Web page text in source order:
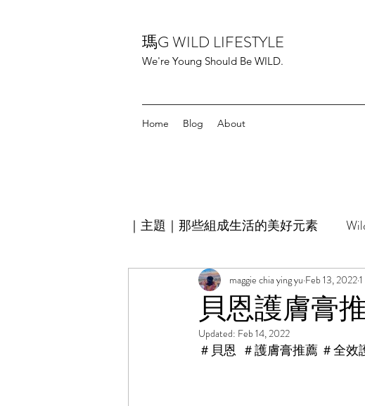
瑪G WILD LIFESTYLE
We're Young Should Be WILD.
Home Blog About
｜主題｜那些組成生活的美好元素
Love is everything關於愛
貝恩護膚膏
maggie chia ying yu Feb 13, 2022
Updated: Feb 14, 2022
＃貝恩  ＃護膚膏推薦 ＃全效